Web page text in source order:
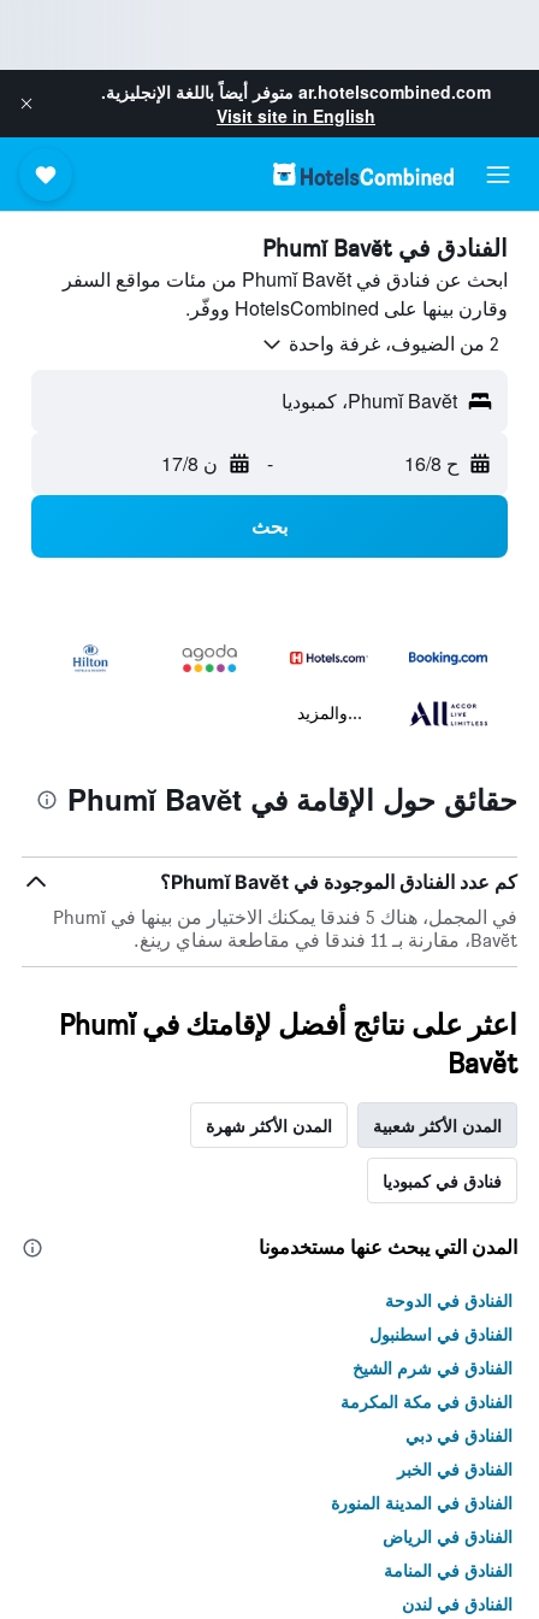
ar.hotelscombined.com متوفر أيضاً باللغة الإنجليزية.
Visit site in English
الفنادق في Phumĭ Bavĕt
ابحث عن فنادق في Phumĭ Bavĕt من مئات مواقع السفر
وقارن بينها على HotelsCombined ووفّر.
2 من الضيوف، غرفة واحدة
Phumĭ Bavĕt، كمبوديا
ح 16/8 - ن 17/8
بحث
...والمزيد
حقائق حول الإقامة في Phumĭ Bavĕt
كم عدد الفنادق الموجودة في Phumĭ Bavĕt؟
في المجمل، هناك 5 فندقا يمكنك الاختيار من بينها في Phumĭ
Bavĕt، مقارنة بـ 11 فندقا في مقاطعة سفاي رينغ.
اعثر على نتائج أفضل لإقامتك في Phumĭ
Bavĕt
المدن الأكثر شعبية المدن الأكثر شهرة
فنادق في كمبوديا
المدن التي يبحث عنها مستخدمونا
الفنادق في الدوحة
الفنادق في اسطنبول
الفنادق في شرم الشيخ
الفنادق في مكة المكرمة
الفنادق في دبي
الفنادق في الخبر
الفنادق في المدينة المنورة
الفنادق في الرياض
الفنادق في المنامة
الفنادق في لندن